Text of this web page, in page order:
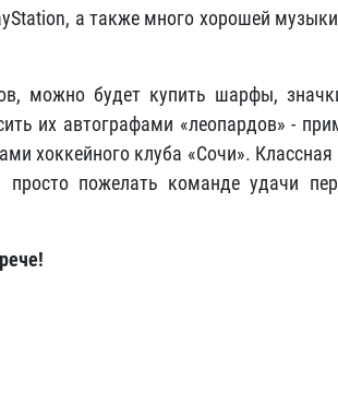
а также много хорошей
можно будет купить шарфы,
их автографами «леопардов» -
хоккейного клуба «Сочи».
пожелать команде удачи